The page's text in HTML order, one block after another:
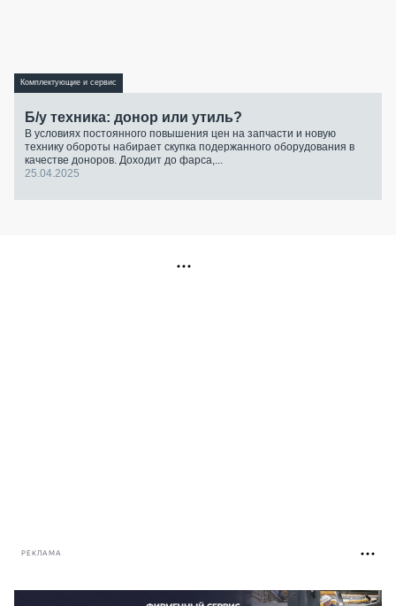
Комплектующие и сервис
Б/у техника: донор или утиль?
В условиях постоянного повышения цен на запчасти и новую
технику обороты набирает скупка подержанного оборудования в
качестве доноров. Доходит до фарса,...
25.04.2025
РЕКЛАМА